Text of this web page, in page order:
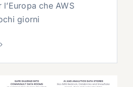
che AWS
giorni